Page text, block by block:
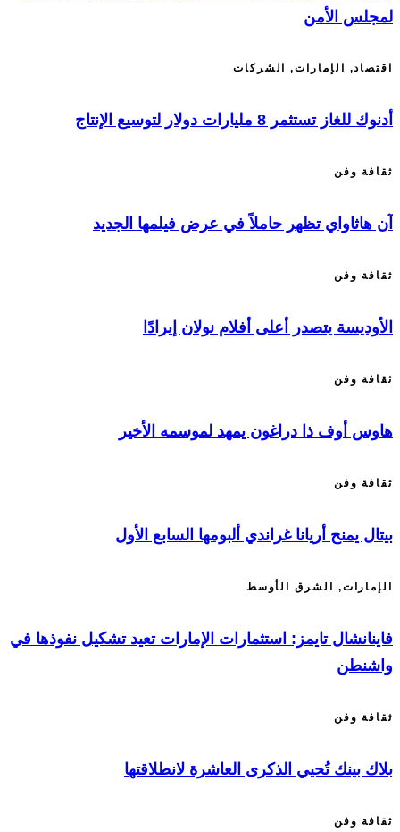
لمجلس الأمن
اقتصاد, الإمارات, الشركات
أدنوك للغاز تستثمر 8 مليارات دولار لتوسيع الإنتاج
ثقافة وفن
آن هاثاواي تظهر حاملاً في عرض فيلمها الجديد
ثقافة وفن
الأوديسة يتصدر أعلى أفلام نولان إيرادًا
ثقافة وفن
هاوس أوف ذا دراغون يمهد لموسمه الأخير
ثقافة وفن
بيتال يمنح أريانا غراندي ألبومها السابع الأول
الإمارات, الشرق الأوسط
فاينانشال تايمز: استثمارات الإمارات تعيد تشكيل نفوذها في
واشنطن
ثقافة وفن
بلاك بينك تُحيي الذكرى العاشرة لانطلاقتها
ثقافة وفن